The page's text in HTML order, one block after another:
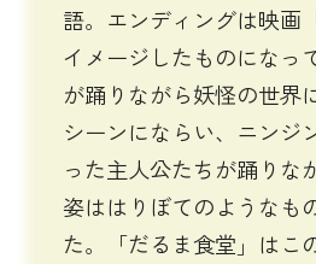
語。エンディングは映画
イメージしたものになっ
が踊りながら妖怪の世界
シーンにならい、ニンジ
った主人公たちが踊りな
姿ははりぼてのようなも
た。「だるま食堂」はこ